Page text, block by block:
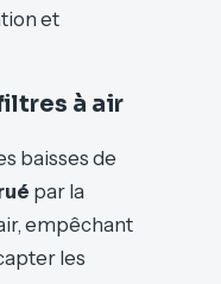
et
à air
baisses de
par la
empêchant
les